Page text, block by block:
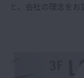
と、会社の理念を